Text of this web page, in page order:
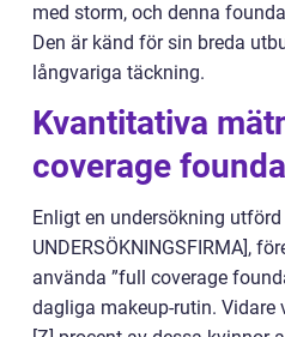
med storm, och denna
Den är känd för sin breda
långvariga täckning.
Kvantitativa
coverage
Enligt en undersökning utförd
UNDERSÖKNINGSFIRMA],
använda ”full coverage
dagliga makeup-rutin. Vidare